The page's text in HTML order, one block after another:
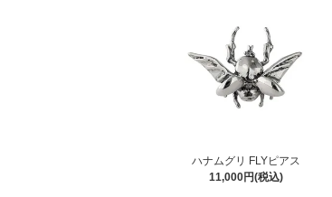
ハナムグリ FLYピアス
11,000円(税込)